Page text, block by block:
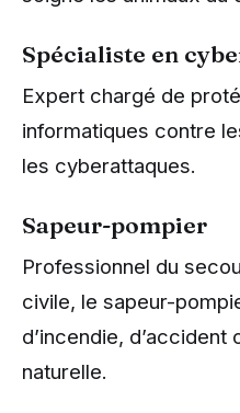
Spécialiste en
Expert chargé de
informatiques contre
les cyberattaques.
Sapeur-pompier
Professionnel du
civile, le sapeur-
d’incendie,
naturelle.